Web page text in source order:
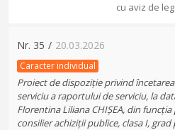
cu aviz de
Nr. 35 / 20.03.2026
Caracter individual
Proiect de dispoziție privind
serviciu a raportului de serviciu, la
Florentina Liliana CHIȘEA, din
consilier achiziții publice, clasa I,